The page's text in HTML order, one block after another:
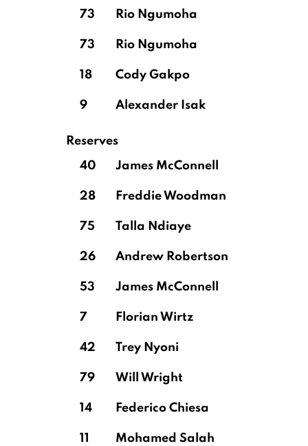
73 Rio Ngumoha
73 Rio Ngumoha
18 Cody Gakpo
9 Alexander Isak
Reserves
40
James McConnell
28 Freddie Woodman
75 Talla Ndiaye
26 Andrew Robertson
53 James McConnell
7 Florian Wirtz
42 Trey Nyoni
79 Will Wright
14 Federico Chiesa
11 Mohamed Salah